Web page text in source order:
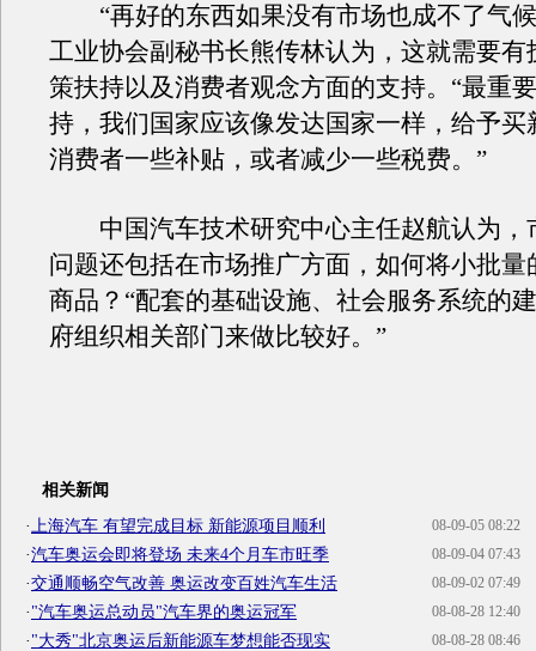
“再好的东西如果没有市场也成不了气候
工业协会副秘书长熊传林认为，这就需要有
策扶持以及消费者观念方面的支持。“最重
持，我们国家应该像发达国家一样，给予买
消费者一些补贴，或者减少一些税费。”
中国汽车技术研究中心主任赵航认为，
问题还包括在市场推广方面，如何将小批量
商品？“配套的基础设施、社会服务系统的
府组织相关部门来做比较好。”
相关新闻
08-09-05 08:22
· 上海汽车 有望完成目标 新能源项目顺利
08-09-04 07:43
·汽车奥运会即将登场 未来4个月车市旺季
08-09-02 07:49
·交通顺畅空气改善 奥运改变百姓汽车生活
08-08-28 12:40
·"汽车奥运总动员"汽车界的奥运冠军
08-08-28 08:46
·"大秀"北京奥运后新能源车梦想能否现实